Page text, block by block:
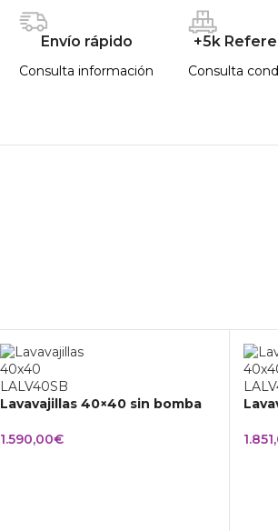
Envío rápido
Consulta información
+5k
Consulta
Lavavajillas 40×40 sin bomba
1.590,00€